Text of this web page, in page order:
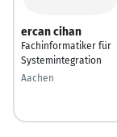
ercan cihan
Fachinformatiker für
Systemintegration
Aachen